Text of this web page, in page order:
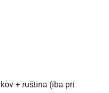
+ ruština (iba pri